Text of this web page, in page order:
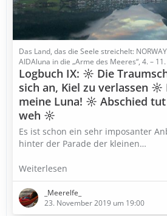
Das Land, das die Seele streichelt:
AIDAluna in die „Arme des Meeres“, 4. –
Logbuch IX: ☼ Die
sich an, Kiel zu verlassen ☼
meine Luna! ☼ Abschied
weh ☼
Es ist schon ein sehr imposanter
hinter der Parade der kleinen…
Weiterlesen
_Meerelfe_
23. November 2019 um 19:00